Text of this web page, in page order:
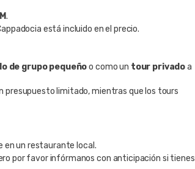
.
está incluido en el precio.
de grupo pequeñoo como un tour privadoa
presupuesto limitado, mientras que los tours
en un restaurante local.
por favor infórmanos con anticipación si tienes